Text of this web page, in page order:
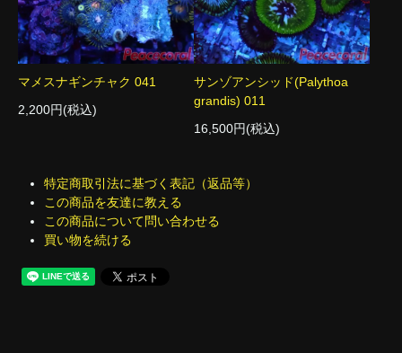
マメスナギンチャク 041
2,200円(税込)
サンゾアンシッド(Palythoa
grandis) 011
16,500円(税込)
特定商取引法に基づく表記（返品等）
この商品を友達に教える
この商品について問い合わせる
買い物を続ける